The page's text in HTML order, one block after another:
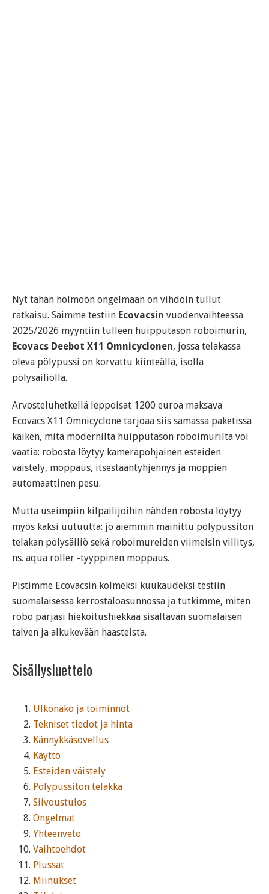
Nyt tähän hölmöön ongelmaan on vihdoin tullut
ratkaisu. Saimme testiin Ecovacsin vuodenvaihteessa
2025/2026 myyntiin tulleen huipputason roboimurin,
Ecovacs Deebot X11 Omnicyclonen, jossa telakassa
oleva pölypussi on korvattu kiinteällä, isolla
pölysäiliöllä.
Arvosteluhetkellä leppoisat 1200 euroa maksava
Ecovacs X11 Omnicyclone tarjoaa siis samassa paketissa
kaiken, mitä modernilta huipputason roboimurilta voi
vaatia: robosta löytyy kamerapohjainen esteiden
väistely, moppaus, itsestääntyhjennys ja moppien
automaattinen pesu.
Mutta useimpiin kilpailijoihin nähden robosta löytyy
myös kaksi uutuutta: jo aiemmin mainittu pölypussiton
telakan pölysäiliö sekä roboimureiden viimeisin villitys,
ns. aqua roller -tyyppinen moppaus.
Pistimme Ecovacsin kolmeksi kuukaudeksi testiin
suomalaisessa kerrostaloasunnossa ja tutkimme, miten
robo pärjäsi hiekoitushiekkaa sisältävän suomalaisen
talven ja alkukevään haasteista.
Sisällysluettelo
Ulkonäkö ja toiminnot
Tekniset tiedot ja hinta
Kännykkäsovellus
Käyttö
Esteiden väistely
Pölypussiton telakka
Siivoustulos
Ongelmat
Yhteenveto
Vaihtoehdot
Plussat
Miinukset